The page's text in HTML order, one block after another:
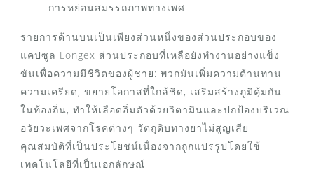
การหย่อนสมรรถภาพทางเพศ
รายการด้านบนเป็นเพียงส่วนหนึ่งของส่วนประกอบของ
แคปซูล Longex ส่วนประกอบที่เหลือยังทำงานอย่างแข็ง
ขันเพื่อความมีชีวิตของผู้ชาย: พวกมันเพิ่มความต้านทาน
ความเครียด, ขยายโอกาสที่ใกล้ชิด, เสริมสร้างภูมิคุ้มกัน
ในท้องถิ่น, ทำให้เลือดอิ่มตัวด้วยวิตามินและปกป้องบริเวณ
อวัยวะเพศจากโรคต่างๆ วัตถุดิบทางยาไม่สูญเสีย
คุณสมบัติที่เป็นประโยชน์เนื่องจากถูกแปรรูปโดยใช้
เทคโนโลยีที่เป็นเอกลักษณ์